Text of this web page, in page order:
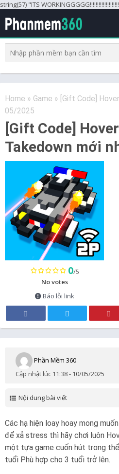
string(57) "ITS
Home » Game » [Gift Code]
05/2025
[Gift Code]
Takedown mới
0/5
No votes
Báo lỗi link
Phần Mềm 360
Cập nhật lúc 11:38 - 10/05/2025
Nội dung bài viết
Các hạ hiện loay hoay mong
để xả stress thì hãy chơi luôn
một tựa game cuốn hút trong
tuổi Phù hợp cho 3 tuổi trở lên.